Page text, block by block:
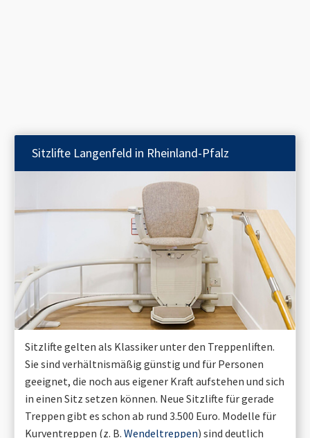
Sitzlifte Langenfeld in Rheinland-Pfalz
Sitzlifte gelten als Klassiker unter den Treppenliften.
Sie sind verhältnismäßig günstig und für Personen
geeignet, die noch aus eigener Kraft aufstehen und sich
in einen Sitz setzen können. Neue Sitzlifte für gerade
Treppen gibt es schon ab rund 3.500 Euro. Modelle für
Kurventreppen (z. B. Wendeltreppen) sind deutlich